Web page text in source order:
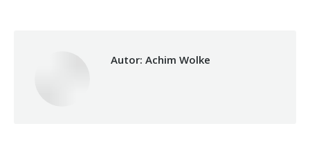
Autor: Achim Wolke